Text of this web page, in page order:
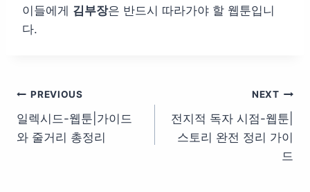
이들에게 김부장은 반드시 따라가야 할 웹툰입니
다.
글
탐
PREVIOUS
일렉시드-웹툰|가이드
와 줄거리 총정리
NEXT
전지적 독자 시점-웹툰|
스토리 완전 정리 가이
드